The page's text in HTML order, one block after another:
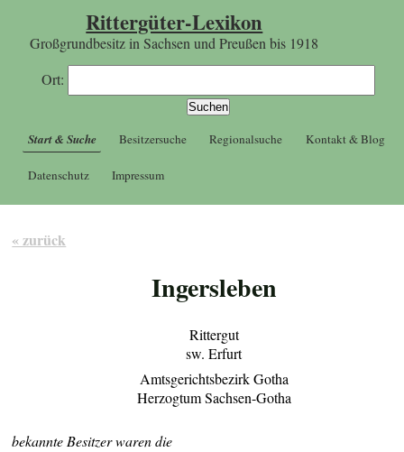
Rittergüter-Lexikon
Großgrundbesitz in Sachsen und Preußen bis 1918
Ort:
Start & Suche Besitzersuche Regionalsuche Kontakt & Blog
Datenschutz Impressum
« zurück
Ingersleben
Rittergut
sw. Erfurt
Amtsgerichtsbezirk Gotha
Herzogtum Sachsen-Gotha
bekannte Besitzer waren die